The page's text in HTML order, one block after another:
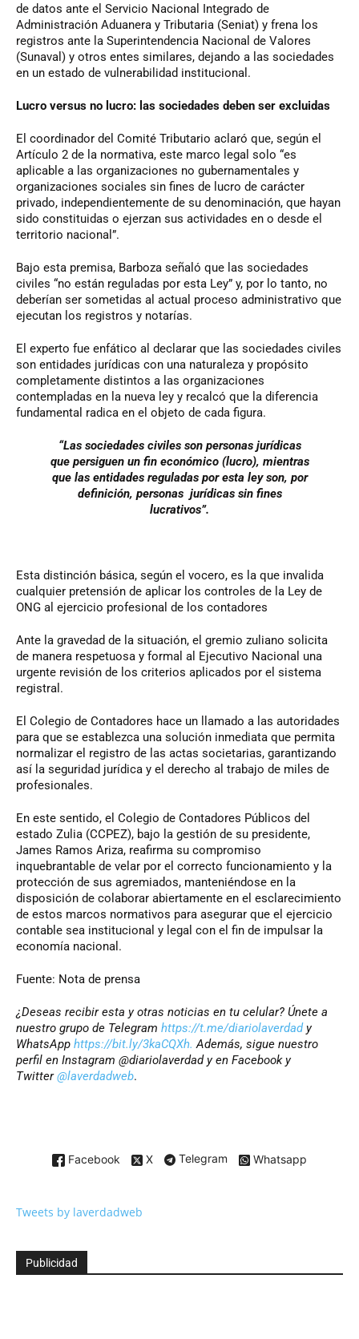
de datos ante el Servicio Nacional Integrado de
Administración Aduanera y Tributaria (Seniat) y frena los
registros ante la Superintendencia Nacional de Valores
(Sunaval) y otros entes similares, dejando a las sociedades
en un estado de vulnerabilidad institucional.
Lucro versus no lucro: las sociedades deben ser excluidas
El coordinador del Comité Tributario aclaró que, según el
Artículo 2 de la normativa, este marco legal solo “es
aplicable a las organizaciones no gubernamentales y
organizaciones sociales sin fines de lucro de carácter
privado, independientemente de su denominación, que hayan
sido constituidas o ejerzan sus actividades en o desde el
territorio nacional”.
Bajo esta premisa, Barboza señaló que las sociedades
civiles “no están reguladas por esta Ley” y, por lo tanto, no
deberían ser sometidas al actual proceso administrativo que
ejecutan los registros y notarías.
El experto fue enfático al declarar que las sociedades civiles
son entidades jurídicas con una naturaleza y propósito
completamente distintos a las organizaciones
contempladas en la nueva ley y recalcó que la diferencia
fundamental radica en el objeto de cada figura.
“Las sociedades civiles son personas jurídicas
que persiguen un fin económico (lucro), mientras
que las entidades reguladas por esta ley son, por
definición, personas jurídicas sin fines
lucrativos”.
Esta distinción básica, según el vocero, es la que invalida
cualquier pretensión de aplicar los controles de la Ley de
ONG al ejercicio profesional de los contadores
Ante la gravedad de la situación, el gremio zuliano solicita
de manera respetuosa y formal al Ejecutivo Nacional una
urgente revisión de los criterios aplicados por el sistema
registral.
El Colegio de Contadores hace un llamado a las autoridades
para que se establezca una solución inmediata que permita
normalizar el registro de las actas societarias, garantizando
así la seguridad jurídica y el derecho al trabajo de miles de
profesionales.
En este sentido, el Colegio de Contadores Públicos del
estado Zulia (CCPEZ), bajo la gestión de su presidente,
James Ramos Ariza, reafirma su compromiso
inquebrantable de velar por el correcto funcionamiento y la
protección de sus agremiados, manteniéndose en la
disposición de colaborar abiertamente en el esclarecimiento
de estos marcos normativos para asegurar que el ejercicio
contable sea institucional y legal con el fin de impulsar la
economía nacional.
Fuente: Nota de prensa
¿Deseas recibir esta y otras noticias en tu celular? Únete a
nuestro grupo de Telegram https://t.me/diariolaverdady
WhatsApp https://bit.ly/3kaCQXh. Además, sigue nuestro
perfil en Instagram @diariolaverdad y en Facebook y
Twitter@laverdadweb.
Facebook X Telegram Whatsapp
Tweets by laverdadweb
Publicidad